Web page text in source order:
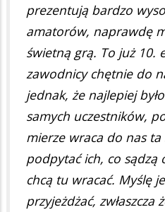
prezentują bardzo
amatorów, naprawdę
świetną grą. To już 10.
zawodnicy chętnie do
jednak, że najlepiej
samych uczestników,
mierze wraca do nas
podpytać ich, co sądzą
chcą tu wracać. Myślę
przyjeżdżać, zwłaszcza